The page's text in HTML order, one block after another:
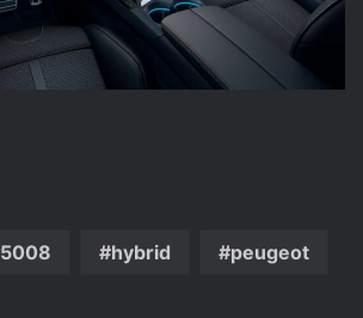
5008 hybrid peugeot